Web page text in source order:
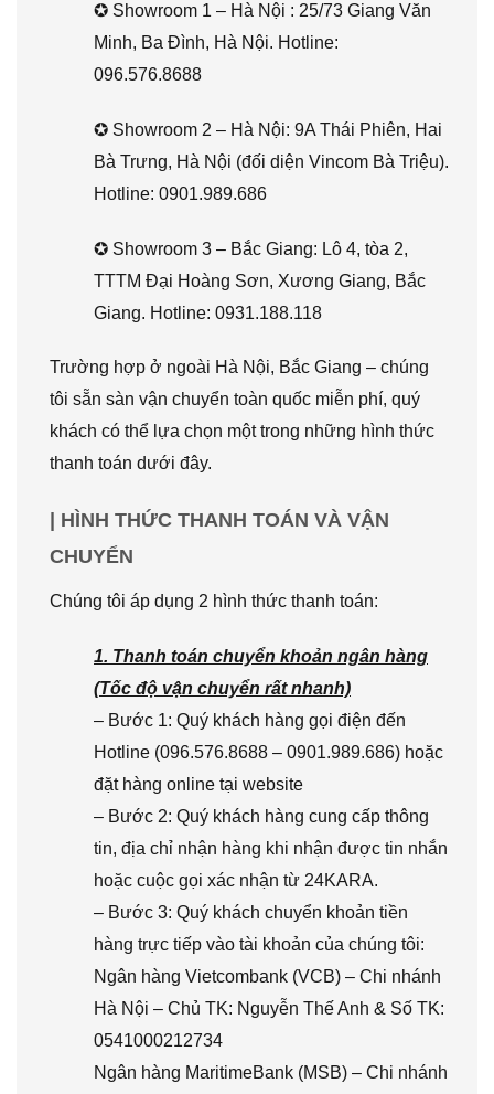
✪ Showroom 1 – Hà Nội : 25/73 Giang Văn
Minh, Ba Đình, Hà Nội. Hotline:
096.576.8688
✪ Showroom 2 – Hà Nội: 9A Thái Phiên, Hai
Bà Trưng, Hà Nội (đối diện Vincom Bà Triệu).
Hotline: 0901.989.686
✪ Showroom 3 – Bắc Giang: Lô 4, tòa 2,
TTTM Đại Hoàng Sơn, Xương Giang, Bắc
Giang. Hotline: 0931.188.118
Trường hợp ở ngoài Hà Nội, Bắc Giang – chúng
tôi sẵn sàn vận chuyển toàn quốc miễn phí, quý
khách có thể lựa chọn một trong những hình thức
thanh toán dưới đây.
| HÌNH THỨC THANH TOÁN VÀ VẬN
CHUYỂN
Chúng tôi áp dụng 2 hình thức thanh toán:
1. Thanh toán chuyển khoản ngân hàng
(Tốc độ vận chuyển rất nhanh)
– Bước 1: Quý khách hàng gọi điện đến
Hotline (096.576.8688 – 0901.989.686) hoặc
đặt hàng online tại website
– Bước 2: Quý khách hàng cung cấp thông
tin, địa chỉ nhận hàng khi nhận được tin nhắn
hoặc cuộc gọi xác nhận từ 24KARA.
– Bước 3: Quý khách chuyển khoản tiền
hàng trực tiếp vào tài khoản của chúng tôi:
Ngân hàng Vietcombank (VCB) – Chi nhánh
Hà Nội – Chủ TK: Nguyễn Thế Anh & Số TK:
0541000212734
Ngân hàng MaritimeBank (MSB) – Chi nhánh